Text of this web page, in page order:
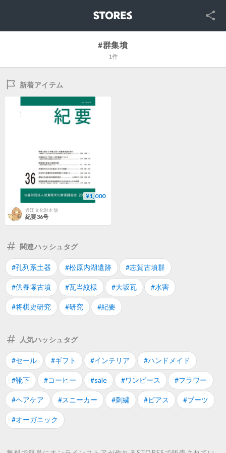
SNS
#群集墳
1件
新着アイテム
¥1,000
近江文化財本舗
紀要36号
関連ハッシュタグ
#孔列系土器 #松原内湖遺跡 #志賀古墳群
#供養塚古墳 #瓦当紋様 #大坂瓦 #水害
#将棋史研究 #研究 #紀要
人気ハッシュタグ
#セール #ギフト #インテリア #ハンドメイド
#靴下 #コーヒー #sale #ワンピース #フラワー
#ヘアケア #スニーカー #刺繍 #ピアス #ブーツ
#オーガニック